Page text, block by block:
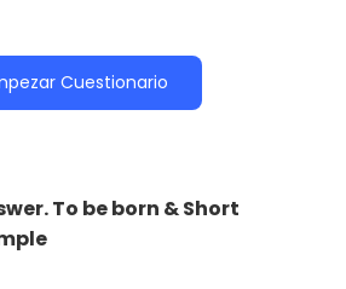
To be born & Short